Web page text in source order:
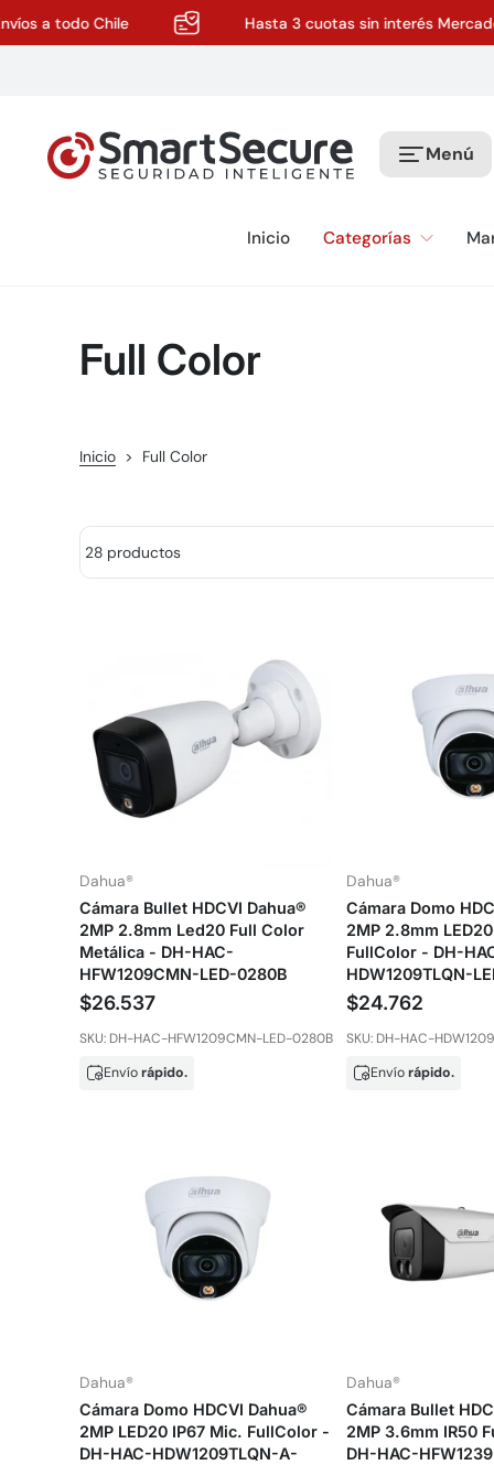
S
a todo Chile Hasta 3 cuotas sin interés Mercado
Menú
Inicio Categorías
Full Color
Inicio > Full Color
28 productos
Dahua®
Cámara Bullet HDCVI Dahua®
2MP 2.8mm Led20 Full Color
Metálica - DH-HAC-
HFW1209CMN-LED-0280B
$26.537
SKU: DH-HAC-HFW1209CMN-LED-0280B
Envíorápido.
Dahua®
Cámara Domo
2MP 2.8mm
FullColor - DH-
HDW1209TLQN-
$24.762
SKU: DH-HAC-
Envíorápido.
Dahua®
Cámara Domo HDCVI Dahua®
2MP LED20 IP67 Mic. FullColor -
DH-HAC-HDW1209TLQN-A-
Dahua®
Cámara Bullet
2MP 3.6mm IR50
DH-HAC-